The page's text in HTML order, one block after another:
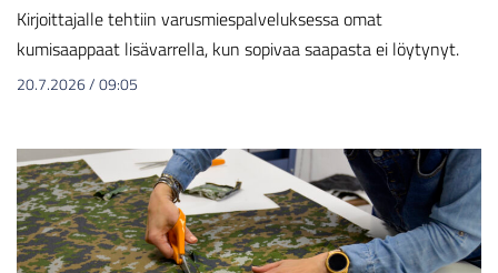
Kirjoittajalle tehtiin varusmiespalveluksessa omat
kumisaappaat lisävarrella, kun sopivaa saapasta ei löytynyt.
20.7.2026/09:05